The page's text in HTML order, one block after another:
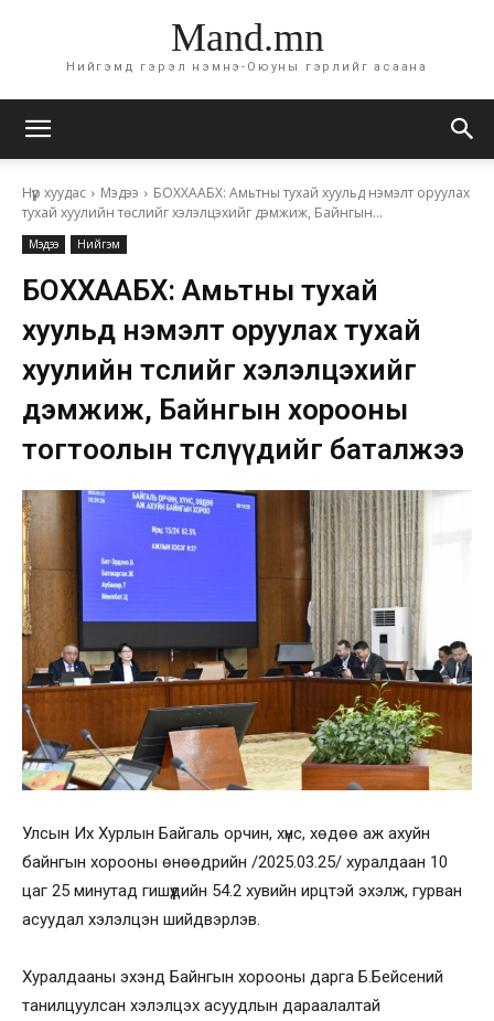
Mand.mn
Нийгэмд гэрэл нэмнэ-Оюуны гэрлийг асаана
Нүүр хуудас Мэдээ
БОХХААБХ: Амьтны тухай хуульд нэмэлт оруулах
тухай хуулийн төслийг хэлэлцэхийг дэмжиж, Байнгын...
Мэдээ Нийгэм
БОХХААБХ: Амьтны тухай
хуульд нэмэлт оруулах тухай
хуулийн төслийг хэлэлцэхийг
дэмжиж, Байнгын хорооны
тогтоолын төслүүдийг баталжээ
Улсын Их Хурлын Байгаль орчин, хүнс, хөдөө аж ахуйн
байнгын хорооны өнөөдрийн /2025.03.25/ хуралдаан 10
цаг 25 минутад гишүүдийн 54.2 хувийн ирцтэй эхэлж, гурван
асуудал хэлэлцэн шийдвэрлэв.
Хуралдааны эхэнд Байнгын хорооны дарга Б.Бейсений
танилцуулсан хэлэлцэх асуудлын дараалалтай